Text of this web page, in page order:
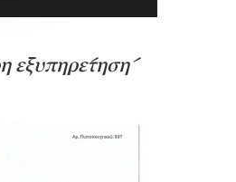
εξυπηρέτησή